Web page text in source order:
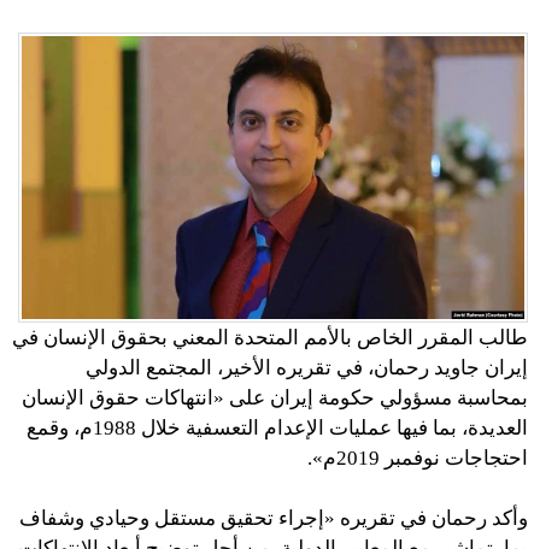
طالب المقرر الخاص بالأمم المتحدة المعني بحقوق الإنسان في
إيران جاويد رحمان، في تقريره الأخير، المجتمع الدولي
بمحاسبة مسؤولي حكومة إيران على «انتهاكات حقوق الإنسان
العديدة، بما فيها عمليات الإعدام التعسفية خلال 1988م، وقمع
احتجاجات نوفمبر 2019م».
وأكد رحمان في تقريره «إجراء تحقيق مستقل وحيادي وشفاف